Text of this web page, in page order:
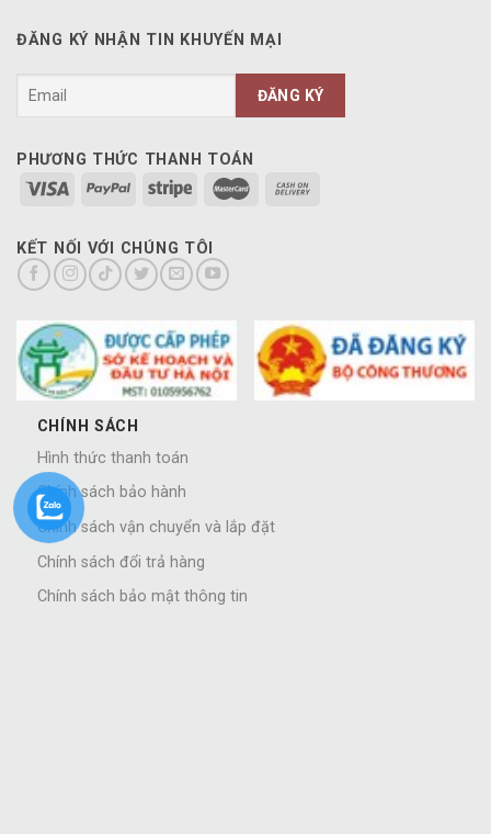
ĐĂNG KÝ NHẬN TIN KHUYẾN MẠI
PHƯƠNG THỨC THANH TOÁN
KẾT NỐI VỚI CHÚNG TÔI
CHÍNH SÁCH
Hình thức thanh toán
Chính sách bảo hành
Chính sách vận chuyển và lắp đặt
Chính sách đổi trả hàng
Chính sách bảo mật thông tin